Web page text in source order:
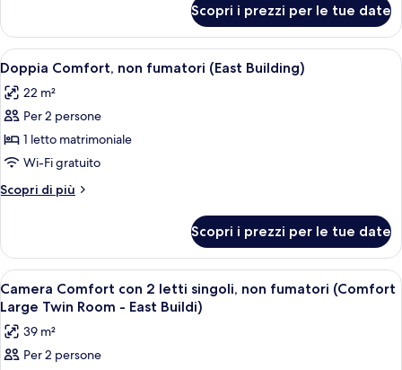
non
fumatori
(Main
Building,
JULY,2025
Renewal)
Superior
con
2
letti
singoli,
non
(Main
Building,
Renewal)
Scopri i prezzi per le tue date
Apri
tutte
le
foto
per
Doppia
Comfort,
non
(East
Building)
Una camera d'albergo con un letto,
3
Doppia Comfort, non fumatori (East Building)
22 m²
Per 2 persone
1 letto matrimoniale
Wi-Fi gratuito
Scopri di più
Altri
Comfort,
non
fumatori
(East
Building)
Scopri i prezzi per le tue date
Apri
tutte
le
foto
per
Una camera d'albergo con un letto,
4
Camera Comfort con 2 letti singoli, non fumatori (Comfort
Large Twin Room - East Buildi)
39 m²
Per 2 persone